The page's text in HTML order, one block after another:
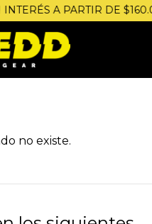
A PARTIR DE $160.000 |
no existe.